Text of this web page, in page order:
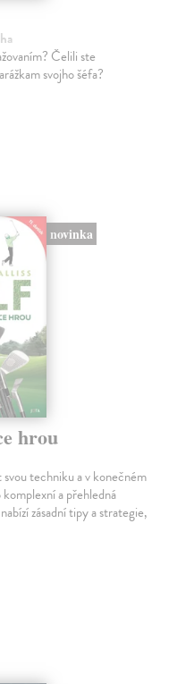
Čelili ste
svojho šéfa?
novinka
hrou
techniku a v konečném
a přehledná
zásadní tipy a strategie,